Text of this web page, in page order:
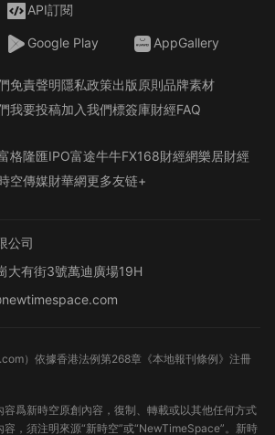
API訂閱
Google Play AppGallery
免責聲明隱私政策出版原則品牌素材
我要投稿加入我們標簽庫財經FAQ
格隆匯IPO富途牛牛FX168財經網樂居財經
空傳媒財華網更多友链+
公司
大有街3號萬迪廣場19H
）依據香港法例第268章《本地報刊條例》注冊
爲新時空原創內容，復制、轉載或以其他任何方式
，須注明來源“新時空”或“NewTimeSpace”。新時